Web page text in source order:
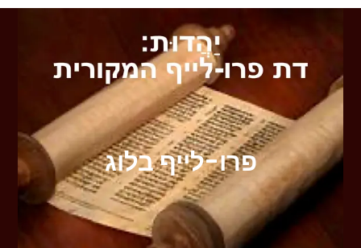
פרו-לייף בלוג